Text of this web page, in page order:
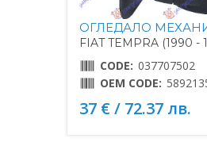
ОГЛЕДАЛО
FIAT TEMPRA (1990 -
CODE: 037707502
OEM CODE:
37 € / 72.37 лв.